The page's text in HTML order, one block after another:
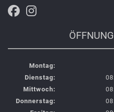
Montag:
Dienstag:
Mittwoch:
Donnerstag: